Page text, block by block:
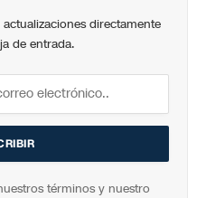
directamente
de entrada.
términos y nuestro